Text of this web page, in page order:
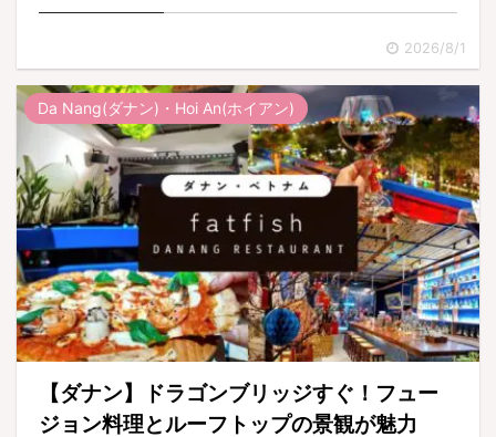
2026/8/1
Da Nang(ダナン)・Hoi An(ホイアン)
【ダナン】ドラゴンブリッジすぐ！フュー
ジョン料理とルーフトップの景観が魅力